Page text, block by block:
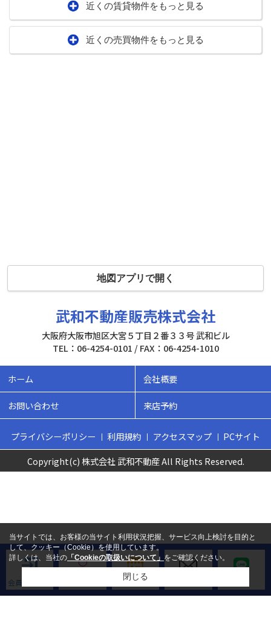
近くの賃貸物件をもっと見る
近くの売買物件をもっと見る
地図アプリで開く
会員ログイン 来店予約
武和不動産販売株式会社
大阪府大阪市旭区大宮５丁目２番３３号 武和ビル
TEL：06-4254-0101 / FAX：06-4254-1010
ホーム 会社概要
お問い合わせ 来店予約
プライバシーポリシー 利用規約 アクセスマップ
PCサイト
Copyright(c) 株式会社 武和不動産 All Rights Reserved.
当サイトでは、お客様の当サイト利用状況把握、サービス向上検討を目的と
して、クッキー（Cookie）を使用しています。
詳しくは、当社の 「Cookieの取扱いについて」 をご確認ください。
閉じる